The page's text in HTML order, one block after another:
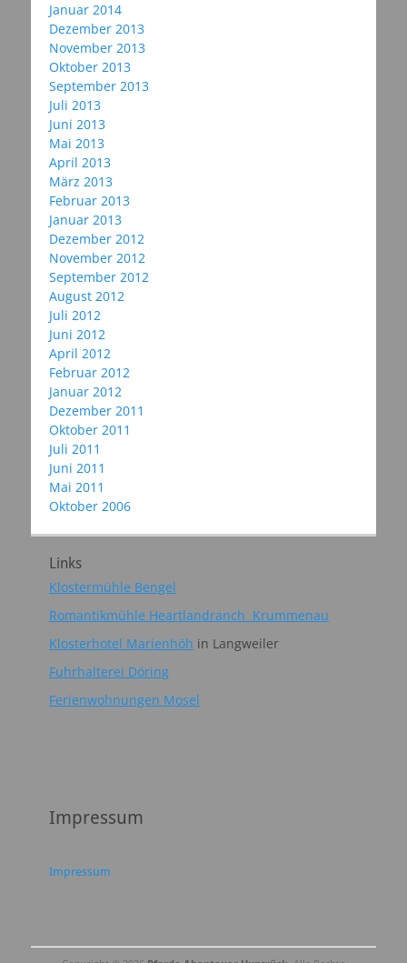
Januar 2014
Dezember 2013
November 2013
Oktober 2013
September 2013
Juli 2013
Juni 2013
Mai 2013
April 2013
März 2013
Februar 2013
Januar 2013
Dezember 2012
November 2012
September 2012
August 2012
Juli 2012
Juni 2012
April 2012
Februar 2012
Januar 2012
Dezember 2011
Oktober 2011
Juli 2011
Juni 2011
Mai 2011
Oktober 2006
Links
Klostermühle Bengel
Romantikmühle Heartlandranch Krummenau
Klosterhotel Marienhöh in Langweiler
Fuhrhalterei Döring
Ferienwohnungen Mosel
Impressum
Impressum